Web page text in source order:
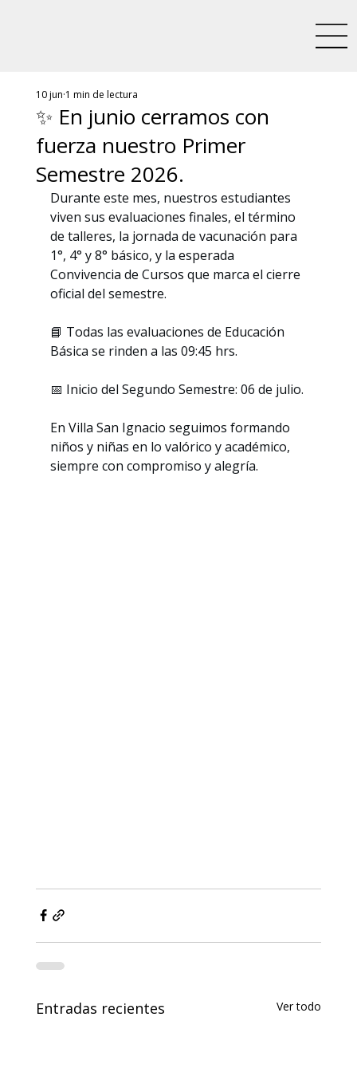
✨ En junio cerramos con
fuerza nuestro Primer
Semestre 2026.
10 jun 1 min de lectura
Durante este mes, nuestros estudiantes
viven sus evaluaciones finales, el término
de talleres, la jornada de vacunación para
1°, 4° y 8° básico, y la esperada
Convivencia de Cursos que marca el cierre
oficial del semestre.
📘 Todas las evaluaciones de Educación
Básica se rinden a las 09:45 hrs.
📅 Inicio del Segundo Semestre: 06 de julio.
En Villa San Ignacio seguimos formando
niños y niñas en lo valórico y académico,
siempre con compromiso y alegría.
Entradas recientes Ver todo